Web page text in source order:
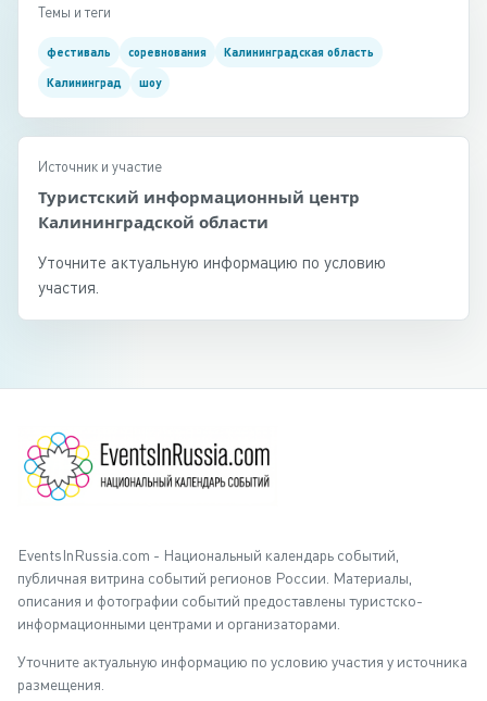
Темы и теги
фестиваль соревнования Калининградская область
Калининград шоу
Источник и участие
Туристский информационный центр
Калининградской области
Уточните актуальную информацию по условию
участия.
EventsInRussia.com - Национальный календарь событий,
публичная витрина событий регионов России. Материалы,
описания и фотографии событий предоставлены туристско-
информационными центрами и организаторами.
Уточните актуальную информацию по условию участия у источника
размещения.